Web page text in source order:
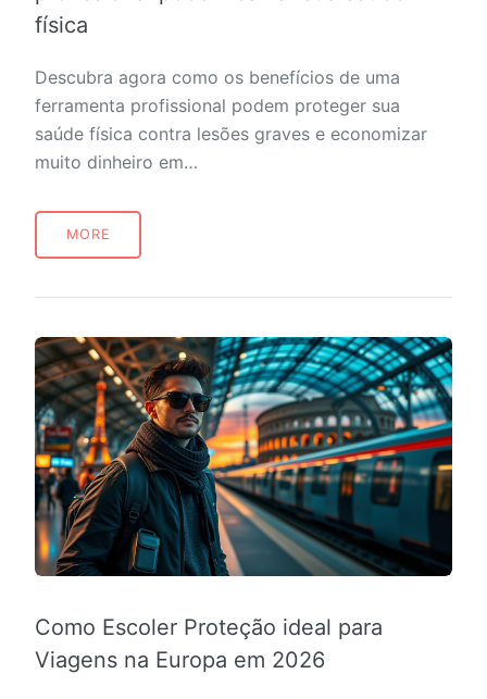
física
Descubra agora como os benefícios de uma
ferramenta profissional podem proteger sua
saúde física contra lesões graves e economizar
muito dinheiro em…
MORE
Como Escoler Proteção ideal para
Viagens na Europa em 2026